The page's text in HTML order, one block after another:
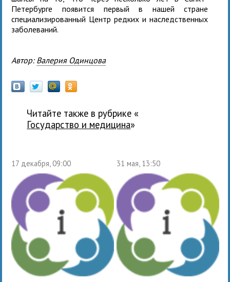
Петербурге появится первый в нашей стране
специализированный Центр редких и наследственных
заболеваний.
Автор: Валерия Одинцова
Читайте также в рубрике «
государство и медицина»
17 декабря, 09:00 31 мая, 13:50